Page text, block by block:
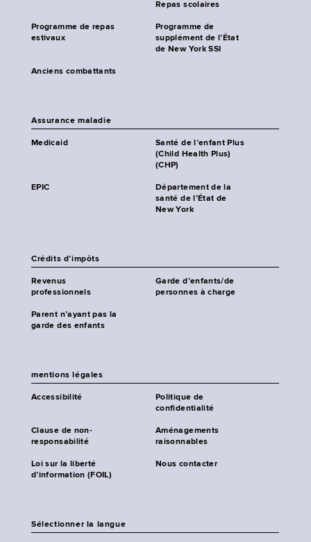
Repas scolaires
Programme de repas
estivaux
Programme de
supplément de l’État
de New York SSI
Anciens combattants
Assurance maladie
Medicaid
Santé de l’enfant Plus
(Child Health Plus)
(CHP)
EPIC
Département de la
santé de l’État de
New York
Crédits d’impôts
Revenus
professionnels
Garde d’enfants/de
personnes à charge
Parent n’ayant pas la
garde des enfants
mentions légales
Accessibilité
Politique de
confidentialité
Clause de non-
responsabilité
Aménagements
raisonnables
Loi sur la liberté
d’information (FOIL)
Nous contacter
Sélectionner la langue